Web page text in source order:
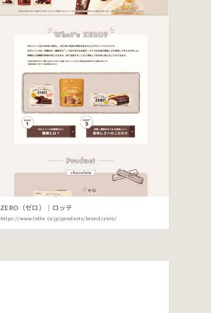
ZERO（ゼロ）｜ロッテ
https://www.lotte.co.jp/products/brand/zero/